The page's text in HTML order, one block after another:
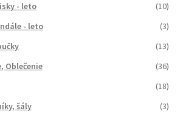
- leto
(10)
- leto
(3)
(13)
Oblečenie
(36)
(18)
šály
(3)